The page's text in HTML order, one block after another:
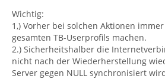
Wichtig:
1,) Vorher bei solchen Aktionen
gesamten TB-Userprofils machen.
2.) Sicherheitshalber die
nicht nach der Wiederherstellung
Server gegen NULL synchronisiert